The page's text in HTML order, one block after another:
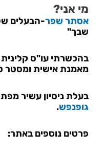
מי אני?
אסתר שפר-הבעלים
שבך"
בהכשרתי עו"ס קלינית
מאמנת אישית ומסטר
בעלת ניסיון עשיר
גופנפש.
פרטים נוספים באתר: